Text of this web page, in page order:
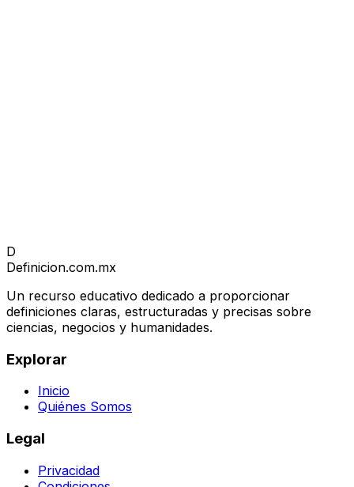
D
Definicion.com.mx
Un recurso educativo dedicado a proporcionar
definiciones claras, estructuradas y precisas sobre
ciencias, negocios y humanidades.
Explorar
Inicio
Quiénes Somos
Legal
Privacidad